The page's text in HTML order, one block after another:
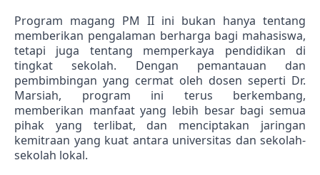
Program magang PM II ini bukan hanya tentang
memberikan pengalaman berharga bagi mahasiswa,
tetapi juga tentang memperkaya pendidikan di
tingkat sekolah. Dengan pemantauan dan
pembimbingan yang cermat oleh dosen seperti Dr.
Marsiah, program ini terus berkembang,
memberikan manfaat yang lebih besar bagi semua
pihak yang terlibat, dan menciptakan jaringan
kemitraan yang kuat antara universitas dan sekolah-
sekolah lokal.